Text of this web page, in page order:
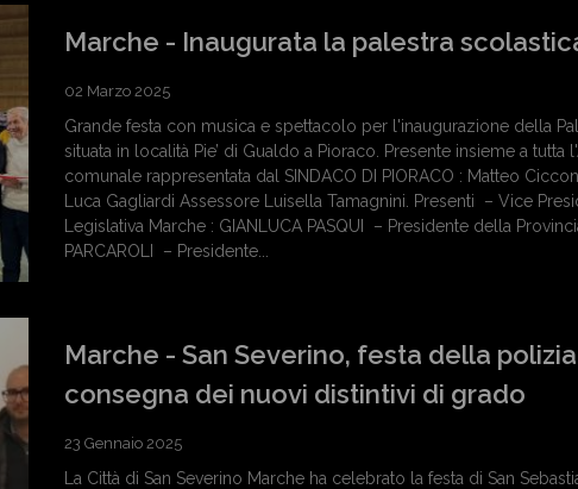
Marche - Inaugurata la palestra
02 Marzo 2025
Grande festa con musica e spettacolo per l'inaugurazione della
situata in località Pie’ di Gualdo a Pioraco. Presente insieme a tutta
comunale rappresentata dal SINDACO DI PIORACO : Matteo
Luca Gagliardi Assessore Luisella Tamagnini. Presenti – Vice
Legislativa Marche : GIANLUCA PASQUI – Presidente della
PARCAROLI – Presidente...
Marche - San Severino, festa della
consegna dei nuovi distintivi di grado
23 Gennaio 2025
La Città di San Severino Marche ha celebrato la festa di San